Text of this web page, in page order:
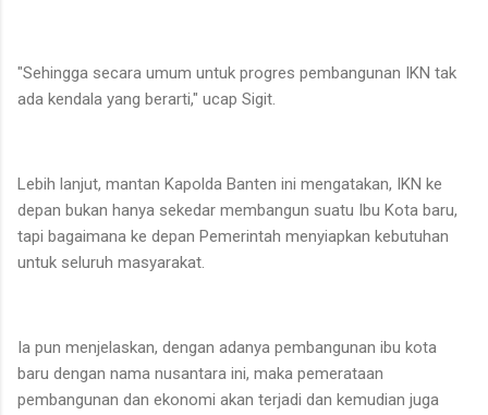
"Sehingga secara umum untuk progres pembangunan IKN tak
ada kendala yang berarti," ucap Sigit.
Lebih lanjut, mantan Kapolda Banten ini mengatakan, IKN ke
depan bukan hanya sekedar membangun suatu Ibu Kota baru,
tapi bagaimana ke depan Pemerintah menyiapkan kebutuhan
untuk seluruh masyarakat.
Ia pun menjelaskan, dengan adanya pembangunan ibu kota
baru dengan nama nusantara ini, maka pemerataan
pembangunan dan ekonomi akan terjadi dan kemudian juga